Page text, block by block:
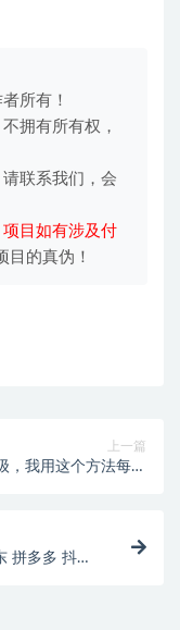
所有！
拥有所有权，
联系我们，会
项目如有涉及付
目的真伪！
上一篇
，我用这个方法每月
拼多多 抖音